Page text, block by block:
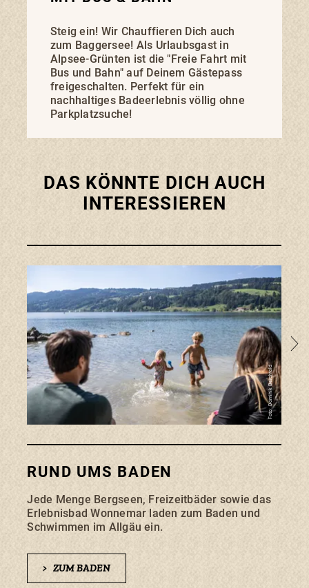
Steig ein! Wir Chauffieren Dich auch
zum Baggersee! Als Urlaubsgast in
Alpsee-Grünten ist die "Freie Fahrt mit
Bus und Bahn" auf Deinem Gästepass
freigeschalten. Perfekt für ein
nachhaltiges Badeerlebnis völlig ohne
Parkplatzsuche!
DAS KÖNNTE DICH AUCH
INTERESSIEREN
Foto: Dominik Berchtold
RUND UMS BADEN
Jede Menge Bergseen, Freizeitbäder sowie das
Erlebnisbad Wonnemar laden zum Baden und
Schwimmen im Allgäu ein.
>ZUM BADEN